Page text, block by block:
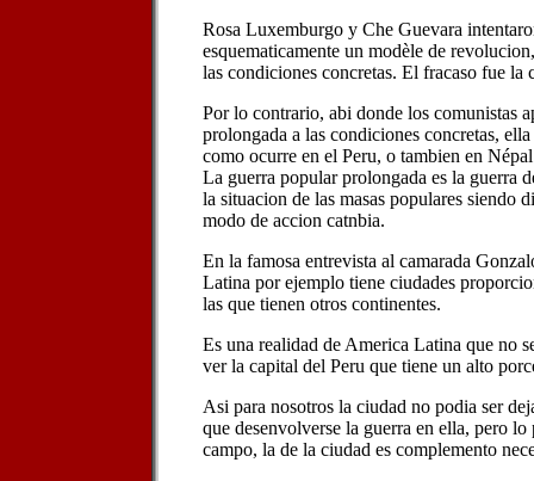
Rosa Luxemburgo y Che Guevara
esquematicamente un modèle de
las condiciones concretas. El fracaso fue la
Por lo contrario, abi donde los comunistas
prolongada a las condiciones concretas,
como ocurre en el Peru, o tambien en
La guerra popular prolongada es la guerra
la situacion de las masas populares siendo
modo de accion catnbia.
En la famosa entrevista al camarada
Latina por ejemplo tiene ciudades
las que tienen otros continentes.
Es una realidad de America Latina que no
ver la capital del Peru que tiene un alto
Asi para nosotros la ciudad no podia ser
que desenvolverse la guerra en ella, pero
campo, la de la ciudad es complemento